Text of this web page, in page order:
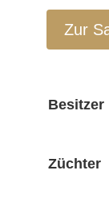
Zur
Besitzer
Züchter